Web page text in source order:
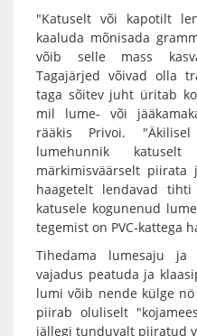
"Katuselt või kapotilt
kaaluda mõnisada
võib selle mass
Tagajärjed võivad olla
taga sõitev juht üritab
mil lume- või
rääkis Privoi.
lumehunnik
märkimisväärselt piirata
haagetelt lendavad
katusele kogunenud
tegemist on PVC-kattega
Tihedama lumesaju
vajadus peatuda ja
lumi võib nende külge
piirab oluliselt
jällegi tunduvalt piiratud